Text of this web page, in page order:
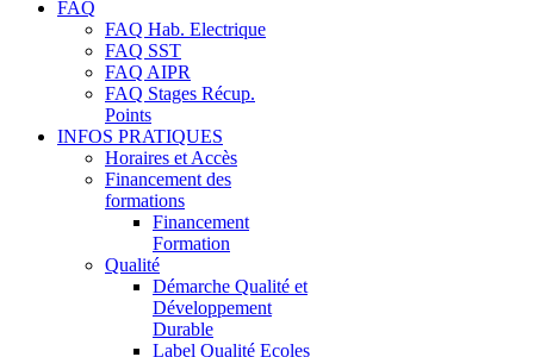
FAQ
FAQ Hab. Electrique
FAQ SST
FAQ AIPR
FAQ Stages Récup.
Points
INFOS PRATIQUES
Horaires et Accès
Financement des
formations
Financement
Formation
Qualité
Démarche Qualité et
Développement
Durable
Label Qualité Ecoles